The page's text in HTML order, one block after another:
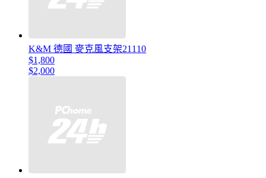
K&M 德國 麥克風支架21110
$1,800
$2,000